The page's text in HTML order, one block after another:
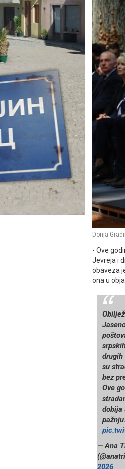
Donja
- Ove
Јevreja i
obaveza
ona u
drugih
su
bez
Ove
dobija
pažnju.
— Ana
2026